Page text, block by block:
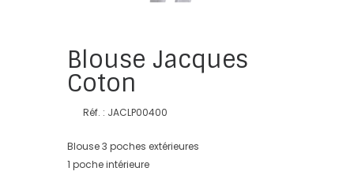
Blouse Jacques
Coton
Réf. : JACLP00400
Blouse 3 poches extérieures
1 poche intérieure